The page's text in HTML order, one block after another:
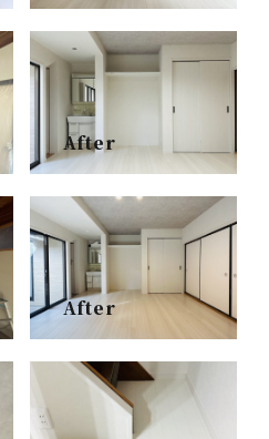
After
After